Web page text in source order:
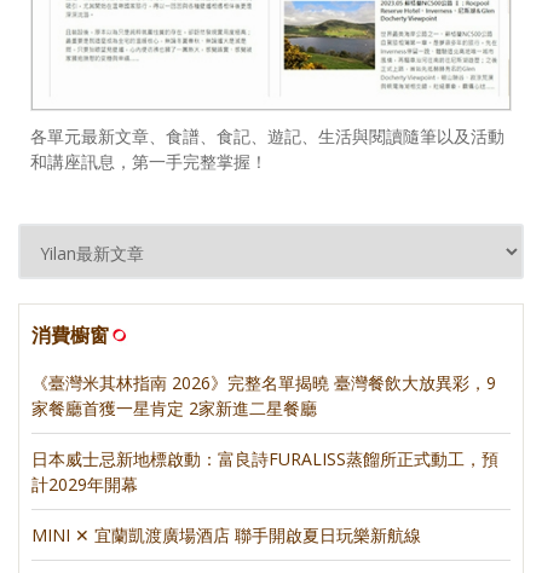
各單元最新文章、食譜、食記、遊記、生活與閱讀隨筆以及活動
和講座訊息，第一手完整掌握！
消費櫥窗
《臺灣米其林指南 2026》完整名單揭曉 臺灣餐飲大放異彩，9
家餐廳首獲一星肯定 2家新進二星餐廳
日本威士忌新地標啟動：富良詩FURALISS蒸餾所正式動工，預
計2029年開幕
MINI ✕ 宜蘭凱渡廣場酒店 聯手開啟夏日玩樂新航線